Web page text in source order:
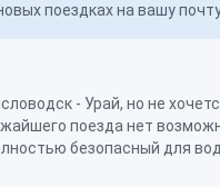
поездках на вашу
- Урай, но не
поезда нет
безопасный для
поездки.
скрытых